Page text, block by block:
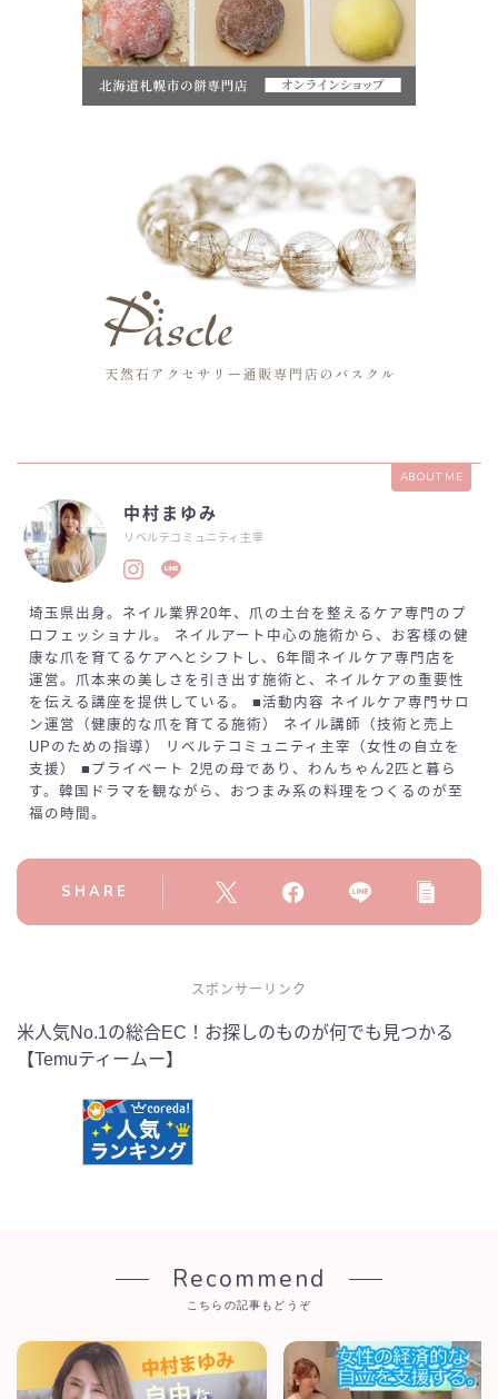
ABOUT ME
中村まゆみ
リベルテコミュニティ主宰
埼玉県出身。ネイル業界20年、爪の土台を整えるケア専門のプ
ロフェッショナル。 ネイルアート中心の施術から、お客様の健
康な爪を育てるケアへとシフトし、6年間ネイルケア専門店を
運営。爪本来の美しさを引き出す施術と、ネイルケアの重要性
を伝える講座を提供している。 ■活動内容 ネイルケア専門サロ
ン運営（健康的な爪を育てる施術） ネイル講師（技術と売上
UPのための指導） リベルテコミュニティ主宰（女性の自立を
支援） ■プライベート 2児の母であり、わんちゃん2匹と暮ら
す。韓国ドラマを観ながら、おつまみ系の料理をつくるのが至
福の時間。
SHARE
スポンサーリンク
米人気No.1の総合EC！お探しのものが何でも見つかる
【Temuティームー】
Recommend
こちらの記事もどうぞ